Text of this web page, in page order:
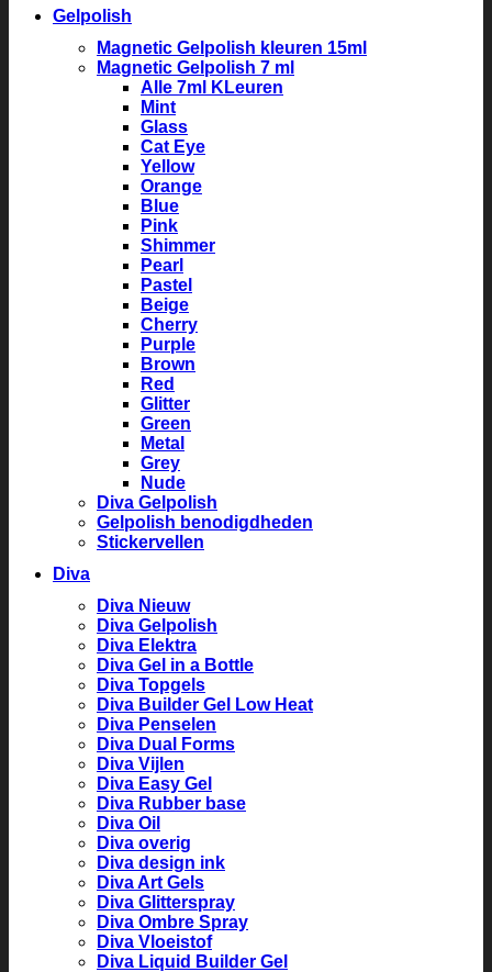
Gelpolish
Magnetic Gelpolish kleuren 15ml
Magnetic Gelpolish 7 ml
Alle 7ml KLeuren
Mint
Glass
Cat Eye
Yellow
Orange
Blue
Pink
Shimmer
Pearl
Pastel
Beige
Cherry
Purple
Brown
Red
Glitter
Green
Metal
Grey
Nude
Diva Gelpolish
Gelpolish benodigdheden
Stickervellen
Diva
Diva Nieuw
Diva Gelpolish
Diva Elektra
Diva Gel in a Bottle
Diva Topgels
Diva Builder Gel Low Heat
Diva Penselen
Diva Dual Forms
Diva Vijlen
Diva Easy Gel
Diva Rubber base
Diva Oil
Diva overig
Diva design ink
Diva Art Gels
Diva Glitterspray
Diva Ombre Spray
Diva Vloeistof
Diva Liquid Builder Gel